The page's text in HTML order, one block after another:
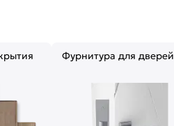
Фурнитура для дверей